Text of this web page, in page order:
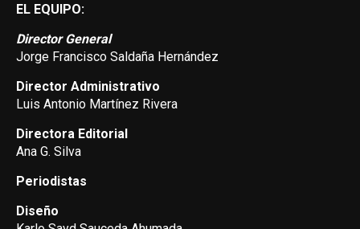
EL EQUIPO:
Director General
Jorge Francisco Saldaña Hernández
Director Administrativo
Luis Antonio Martínez Rivera
Directora Editorial
Ana G. Silva
Periodistas
Diseño